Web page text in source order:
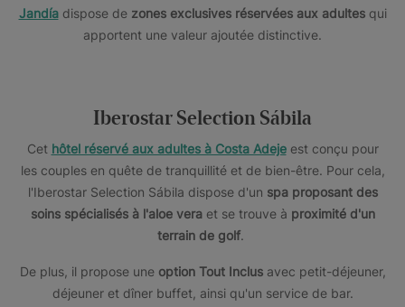
Jandíadispose de zones exclusives réservées aux adultesqui
apportent une valeur ajoutée distinctive.
Iberostar Selection Sábila
Cet hôtel réservé aux adultes à Costa Adejeest conçu pour
les couples en quête de tranquillité et de bien-être. Pour cela,
l'Iberostar Selection Sábila dispose d'un spa proposant des
soins spécialisés à l'aloe veraet se trouve à proximité d'un
terrain de golf.
De plus, il propose une option Tout Inclusavec petit-déjeuner,
déjeuner et dîner buffet, ainsi qu'un service de bar.